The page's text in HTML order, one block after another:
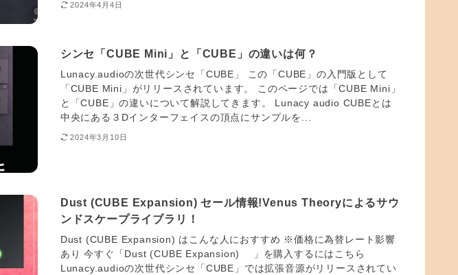
2024年4月4日
シンセ「CUBE Mini」と「CUBE」の違いは何？
Lunacy.audioの次世代シンセ「CUBE」 この「CUBE」の入門版として
「CUBE Mini」がリリースされています。 このページでは「CUBE Mini」
と「CUBE」の違いについて解説してきます。 Lunacy audio CUBEとは
中央にある３Dインターフェイスの頂点にサンプルを...
2024年3月10日
Dust (CUBE Expansion) セール情報!Venus Theoryによるサウ
ンドスケープライブラリ！
Dust (CUBE Expansion) はこんな人におすすめ ※価格に為替レート影響
あり 今すぐ「Dust (CUBE Expansion) 」を購入するにはこちら
Lunacy.audioの次世代シンセ「CUBE」では拡張音源がリリースされてい